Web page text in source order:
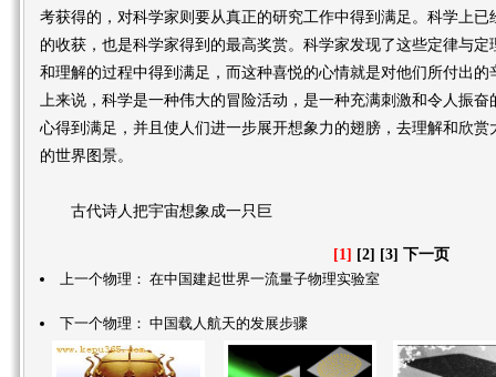
考获得的，对科学家则要从真正的研究工作中得到满足。科学上
的收获，也是科学家得到的最高奖赏。科学家发现了这些定律与
和理解的过程中得到满足，而这种喜悦的心情就是对他们所付出
上来说，科学是一种伟大的冒险活动，是一种充满刺激和令人振
心得到满足，并且使人们进一步展开想象力的翅膀，去理解和欣
的世界图景。
古代诗人把宇宙想象成一只巨
[1] [2] [3] 下一页
上一个物理： 在中国建起世界一流量子物理实验室
下一个物理： 中国载人航天的发展步骤